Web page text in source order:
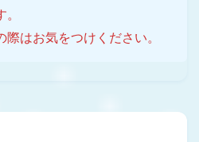
際はお気をつけください。